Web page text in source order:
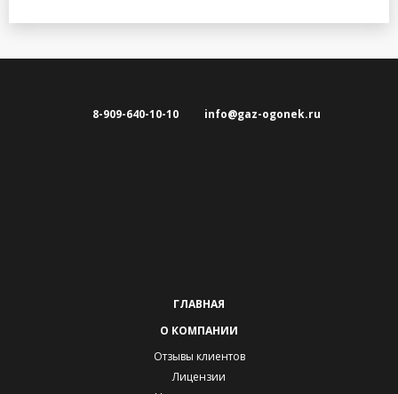
ГЛАВНАЯ
О КОМПАНИИ
Отзывы клиентов
Лицензии
8-909-640-10-10 info@gaz-ogonek.ru